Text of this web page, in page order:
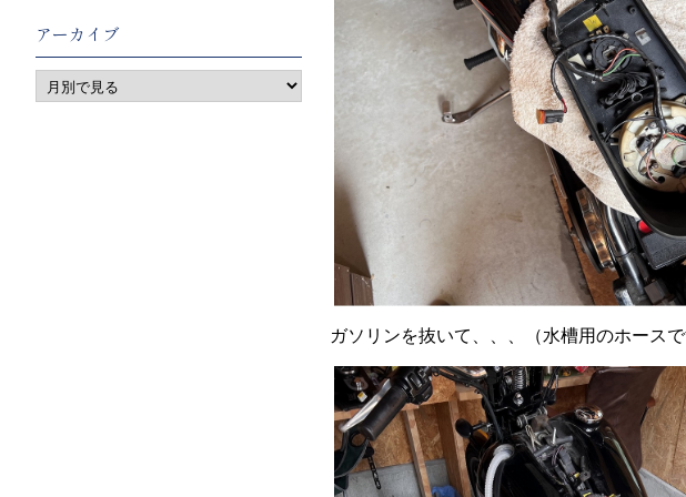
ガソリンを抜いて、、、（水槽用のホースで
アーカイブ